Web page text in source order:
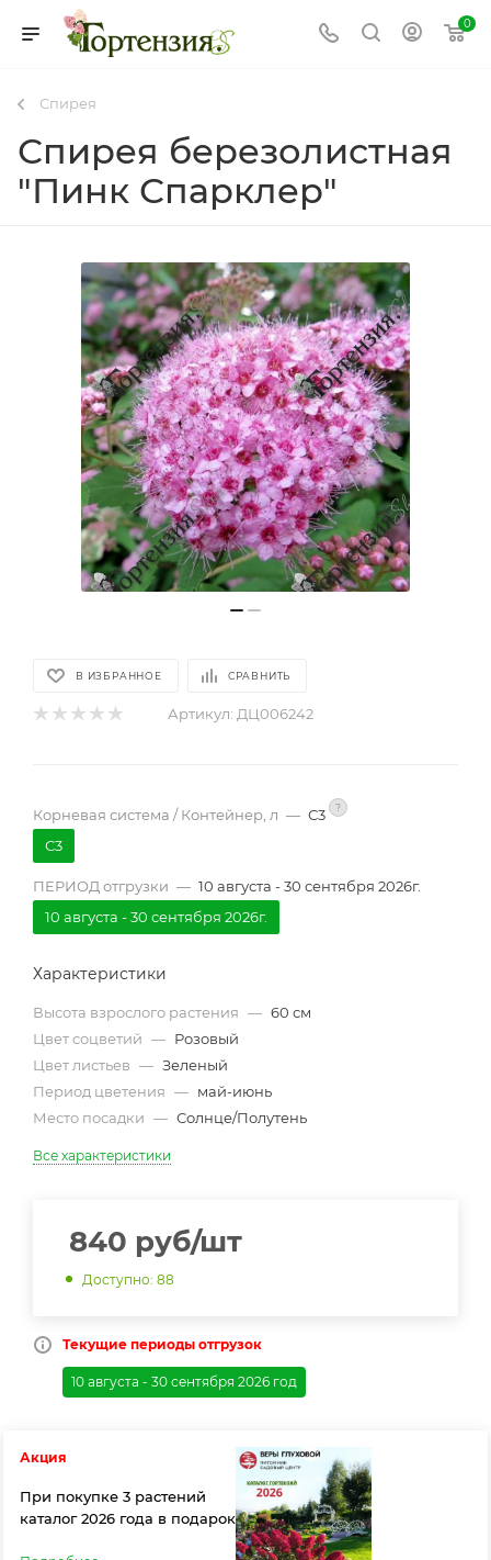
0
Спирея
Спирея березолистная
"Пинк Спарклер"
В ИЗБРАННОЕ СРАВНИТЬ
Артикул: ДЦ006242
Корневая система / Контейнер, л — С3 ?
С3
ПЕРИОД отгрузки — 10 августа - 30 сентября 2026г.
10 августа - 30 сентября 2026г.
Характеристики
Высота взрослого растения — 60 см
Цвет соцветий — Розовый
Цвет листьев — Зеленый
Период цветения — май-июнь
Место посадки — Солнце/Полутень
Все характеристики
840 руб/шт
Доступно: 88
Текущие периоды отгрузок
10 августа - 30 сентября 2026 год
Акция
При покупке 3 растений
каталог 2026 года в подарок